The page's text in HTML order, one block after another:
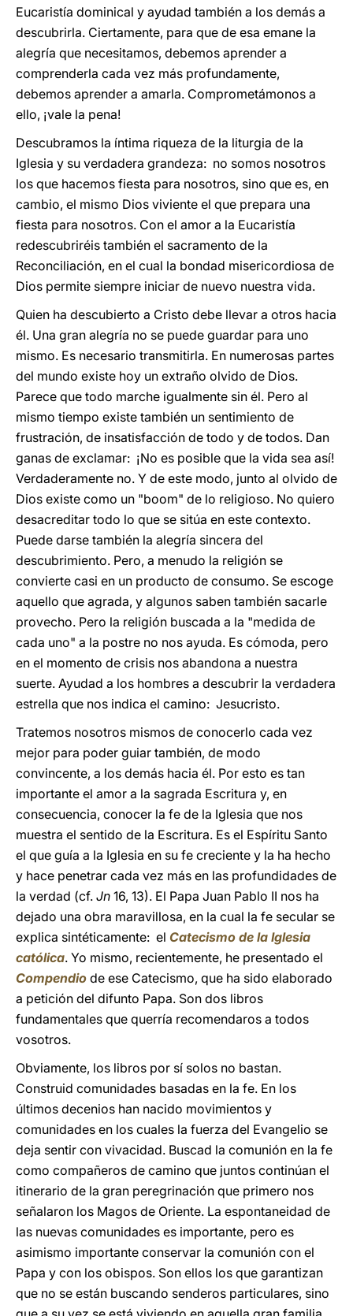
Eucaristía dominical y ayudad también a los demás a
descubrirla. Ciertamente, para que de esa emane la
alegría que necesitamos, debemos aprender a
comprenderla cada vez más profundamente,
debemos aprender a amarla. Comprometámonos a
ello, ¡vale la pena!
Descubramos la íntima riqueza de la liturgia de la
Iglesia y su verdadera grandeza: no somos nosotros
los que hacemos fiesta para nosotros, sino que es, en
cambio, el mismo Dios viviente el que prepara una
fiesta para nosotros. Con el amor a la Eucaristía
redescubriréis también el sacramento de la
Reconciliación, en el cual la bondad misericordiosa de
Dios permite siempre iniciar de nuevo nuestra vida.
Quien ha descubierto a Cristo debe llevar a otros hacia
él. Una gran alegría no se puede guardar para uno
mismo. Es necesario transmitirla. En numerosas partes
del mundo existe hoy un extraño olvido de Dios.
Parece que todo marche igualmente sin él. Pero al
mismo tiempo existe también un sentimiento de
frustración, de insatisfacción de todo y de todos. Dan
ganas de exclamar: ¡No es posible que la vida sea así!
Verdaderamente no. Y de este modo, junto al olvido de
Dios existe como un "boom" de lo religioso. No quiero
desacreditar todo lo que se sitúa en este contexto.
Puede darse también la alegría sincera del
descubrimiento. Pero, a menudo la religión se
convierte casi en un producto de consumo. Se escoge
aquello que agrada, y algunos saben también sacarle
provecho. Pero la religión buscada a la "medida de
cada uno" a la postre no nos ayuda. Es cómoda, pero
en el momento de crisis nos abandona a nuestra
suerte. Ayudad a los hombres a descubrir la verdadera
estrella que nos indica el camino: Jesucristo.
Tratemos nosotros mismos de conocerlo cada vez
mejor para poder guiar también, de modo
convincente, a los demás hacia él. Por esto es tan
importante el amor a la sagrada Escritura y, en
consecuencia, conocer la fe de la Iglesia que nos
muestra el sentido de la Escritura. Es el Espíritu Santo
el que guía a la Iglesia en su fe creciente y la ha hecho
y hace penetrar cada vez más en las profundidades de
la verdad (cf. Jn 16, 13). El Papa Juan Pablo II nos ha
dejado una obra maravillosa, en la cual la fe secular se
explica sintéticamente: el Catecismo de la Iglesia
católica. Yo mismo, recientemente, he presentado el
Compendio de ese Catecismo, que ha sido elaborado
a petición del difunto Papa. Son dos libros
fundamentales que querría recomendaros a todos
vosotros.
Obviamente, los libros por sí solos no bastan.
Construid comunidades basadas en la fe. En los
últimos decenios han nacido movimientos y
comunidades en los cuales la fuerza del Evangelio se
deja sentir con vivacidad. Buscad la comunión en la fe
como compañeros de camino que juntos continúan el
itinerario de la gran peregrinación que primero nos
señalaron los Magos de Oriente. La espontaneidad de
las nuevas comunidades es importante, pero es
asimismo importante conservar la comunión con el
Papa y con los obispos. Son ellos los que garantizan
que no se están buscando senderos particulares, sino